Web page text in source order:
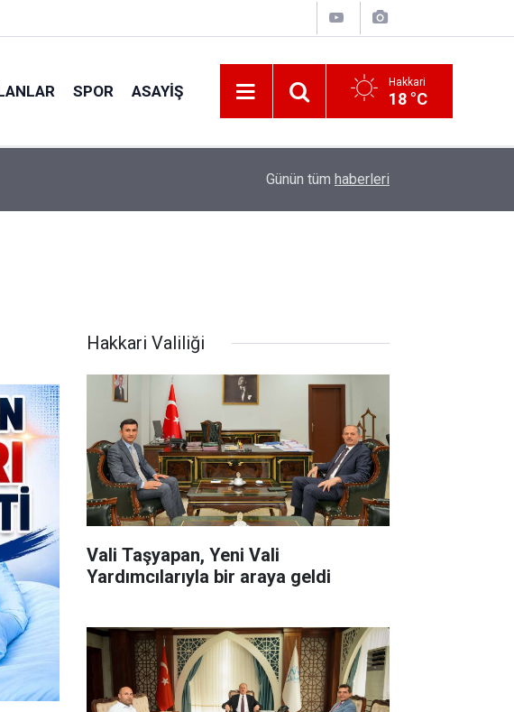
SPOR ASAYIŞ Hakkari
18 °C
Kanat kalbine yenik düştü
Günün tüm haberleri
Hakkari Valiliği
Vali Taşyapan, Yeni Vali
Yardımcılarıyla bir araya geldi